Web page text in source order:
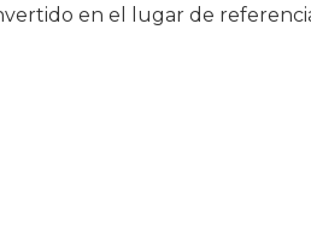
en el lugar de